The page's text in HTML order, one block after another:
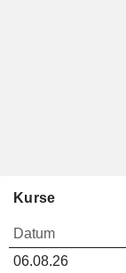
Kurse
Datum
06.08.26